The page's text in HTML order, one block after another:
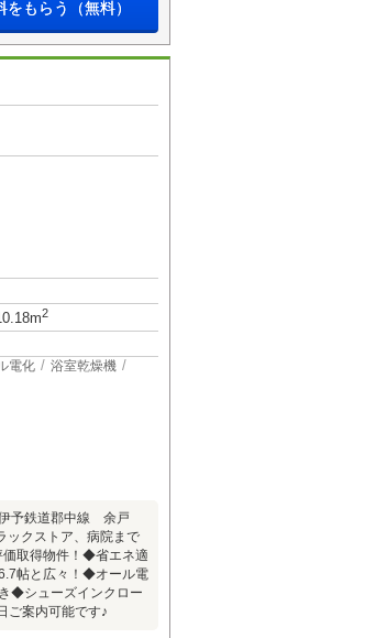
をもらう（無料）
2
電化 浴室乾燥機
伊予鉄道郡中線 余戸
クストア、病院まで
取得物件！◆省エネ適
帖と広々！◆オール電
◆シューズインクロー
案内可能です♪